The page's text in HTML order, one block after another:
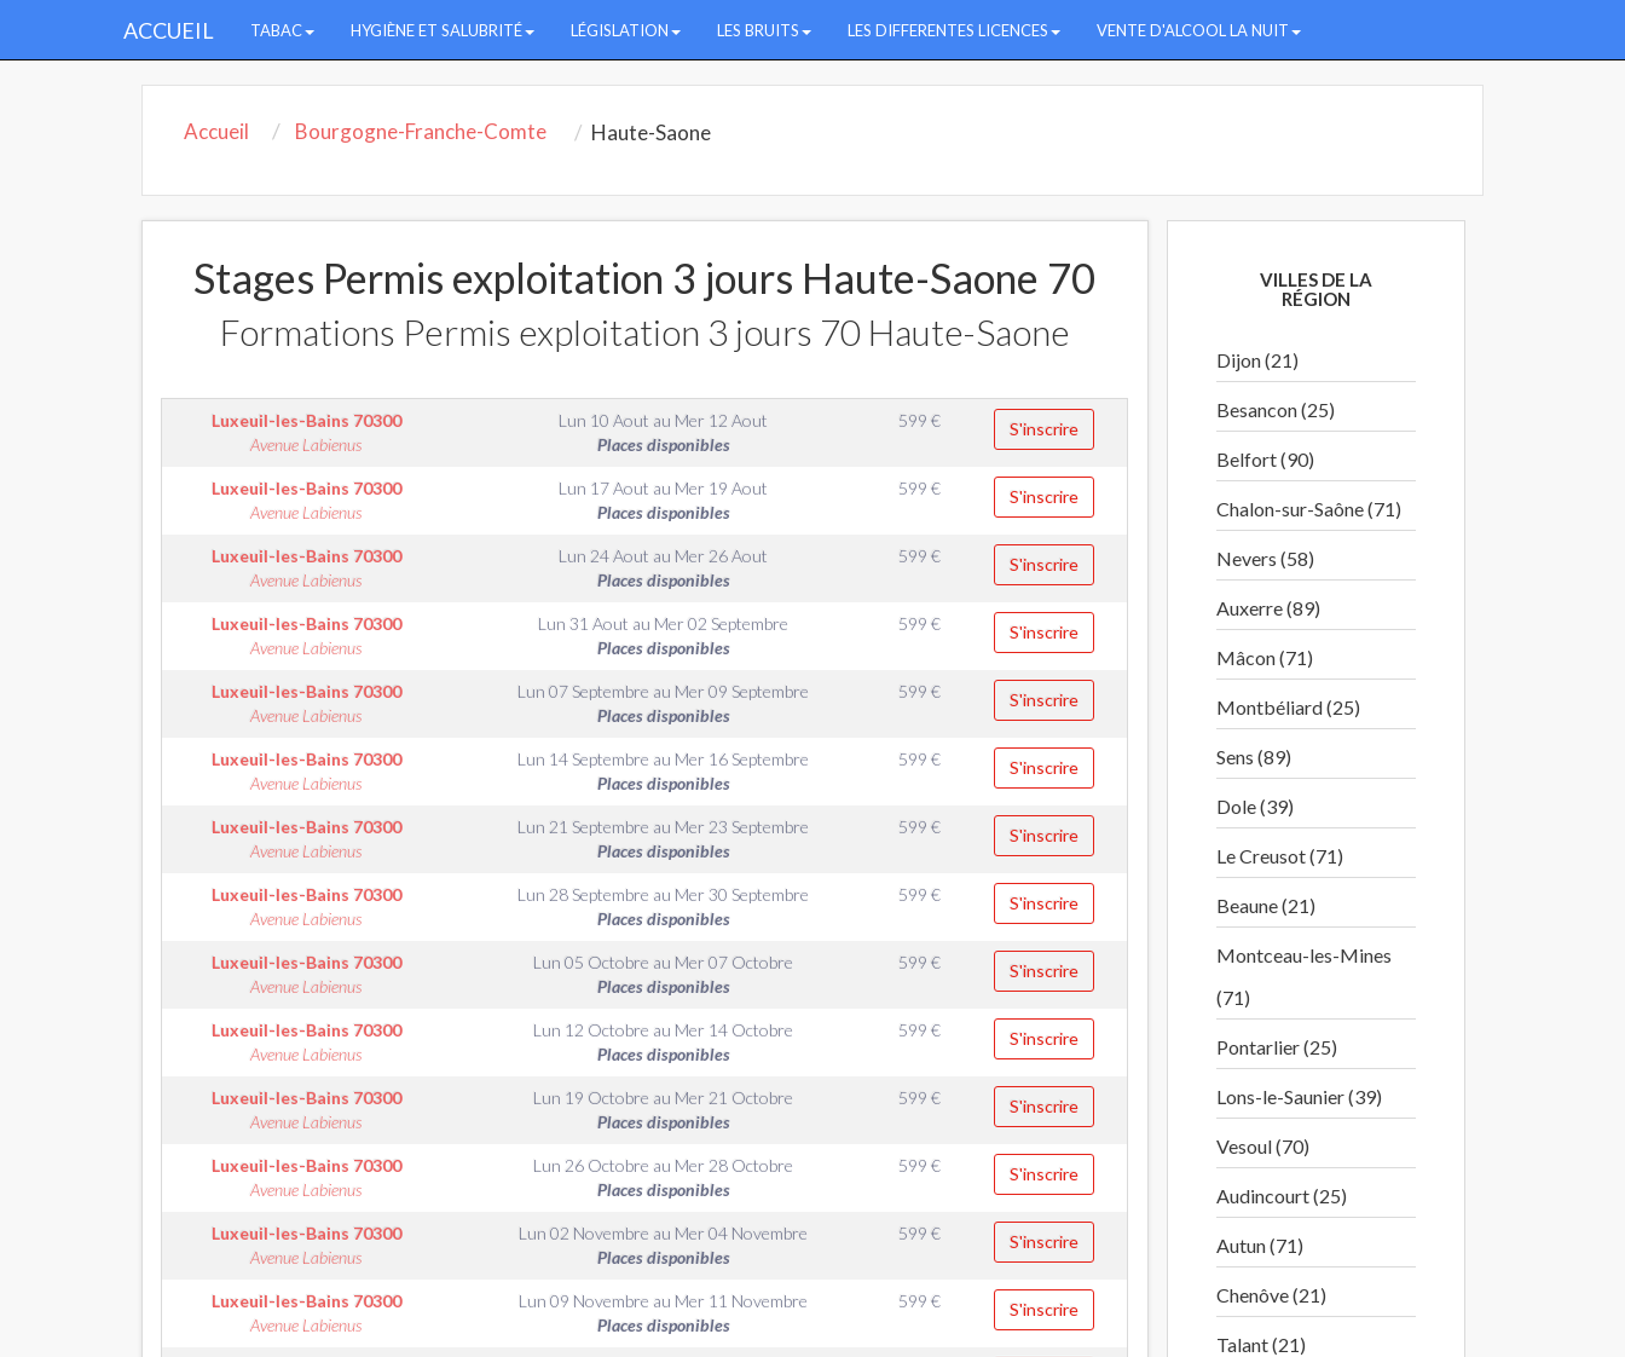
ACCUEIL TABAC HYGIÈNE ET SALUBRITÉ LÉGISLATION LES BRUITS LES DIFFERENTES LICENCES VENTE D'ALCOOL LA NUIT
Accueil Bourgogne-Franche-Comte Haute-Saone
Stages Permis exploitation 3 jours Haute-Saone 70
Formations Permis exploitation 3 jours 70 Haute-Saone
Luxeuil-les-Bains 70300
Avenue Labienus
Lun 10 Aout au Mer 12 Aout
Places disponibles
599 € S'inscrire
Luxeuil-les-Bains 70300
Avenue Labienus
Lun 17 Aout au Mer 19 Aout
Places disponibles
599 € S'inscrire
Luxeuil-les-Bains 70300
Avenue Labienus
Lun 24 Aout au Mer 26 Aout
Places disponibles
599 € S'inscrire
Luxeuil-les-Bains 70300
Avenue Labienus
Lun 31 Aout au Mer 02 Septembre
Places disponibles
599 € S'inscrire
Luxeuil-les-Bains 70300
Avenue Labienus
Lun 07 Septembre au Mer 09 Septembre
Places disponibles
599 € S'inscrire
Luxeuil-les-Bains 70300
Avenue Labienus
Lun 14 Septembre au Mer 16 Septembre
Places disponibles
599 € S'inscrire
Luxeuil-les-Bains 70300
Avenue Labienus
Lun 21 Septembre au Mer 23 Septembre
Places disponibles
599 € S'inscrire
Luxeuil-les-Bains 70300
Avenue Labienus
Lun 28 Septembre au Mer 30 Septembre
Places disponibles
599 € S'inscrire
Luxeuil-les-Bains 70300
Avenue Labienus
Lun 05 Octobre au Mer 07 Octobre
Places disponibles
599 € S'inscrire
Luxeuil-les-Bains 70300
Avenue Labienus
Lun 12 Octobre au Mer 14 Octobre
Places disponibles
599 € S'inscrire
Luxeuil-les-Bains 70300
Avenue Labienus
Lun 19 Octobre au Mer 21 Octobre
Places disponibles
599 € S'inscrire
Luxeuil-les-Bains 70300
Avenue Labienus
Lun 26 Octobre au Mer 28 Octobre
Places disponibles
599 € S'inscrire
Luxeuil-les-Bains 70300
Avenue Labienus
Lun 02 Novembre au Mer 04 Novembre
Places disponibles
599 € S'inscrire
Luxeuil-les-Bains 70300
Avenue Labienus
Lun 09 Novembre au Mer 11 Novembre
Places disponibles
599 € S'inscrire
VILLES DE LA
RÉGION
Dijon (21)
Besancon (25)
Belfort (90)
Chalon-sur-Saône (71)
Nevers (58)
Auxerre (89)
Mâcon (71)
Montbéliard (25)
Sens (89)
Dole (39)
Le Creusot (71)
Beaune (21)
Montceau-les-Mines
(71)
Pontarlier (25)
Lons-le-Saunier (39)
Vesoul (70)
Audincourt (25)
Autun (71)
Chenôve (21)
Talant (21)